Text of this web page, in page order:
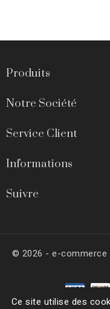
Produits
Notre Société
Service Client
Informations
Suivre
Ce site utilise des
© 2026 - e-